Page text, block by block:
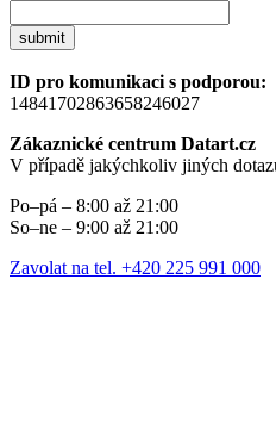
submit
ID pro komunikaci s podporou:
14841702863658246027
Zákaznické centrum Datart.cz
V případě jakýchkoliv jiných
Po–pá – 8:00 až 21:00
So–ne – 9:00 až 21:00
Zavolat na tel. +420 225 991 000